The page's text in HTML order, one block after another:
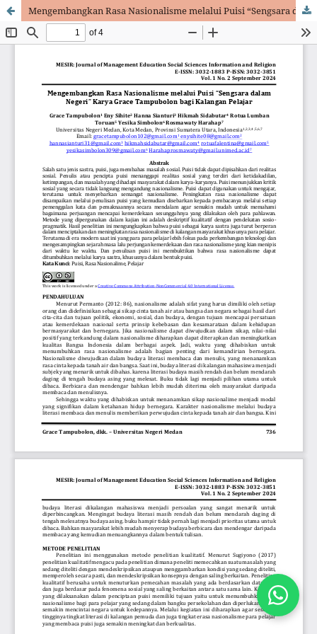
Mengembangkan Rasa Nasionalisme melalui Puisi “Sengsara dalam Negeri” Karya Grace Tampubolon bagi Kalangan Pelajar